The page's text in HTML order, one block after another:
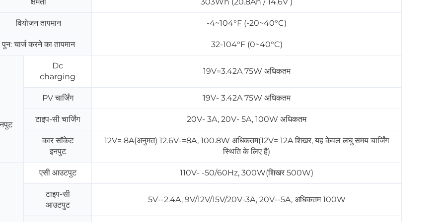
क्षमता 303Wh (20.8Ah / 14.6V )
वियोजन तापमान -4~104°F (-20~40°C)
पुन: चार्ज करने का तापमान 32-104°F (0~40°C)
Dc
charging
19V=3.42A 75W अधिकतम
PV चार्जिंग 19V- 3.42A 75W अधिकतम
टाइप-सी चार्जिंग 20V- 3A, 20V- 5A, 100W अधिकतम
कार सॉकेट
इनपुट
12V= 8A(अनुमत) 12.6V-=8A, 100.8W अधिकतम(12V= 12A शिखर, यह केवल लघु समय चार्जिंग
स्थिति के लिए है)
एसी आउटपुट 110V- -50/60Hz, 300W(शिखर 500W)
टाइप-सी
आउटपुट
5V--2.4A, 9V/12V/15V/20V-3A, 20V--5A, अधिकतम 100W